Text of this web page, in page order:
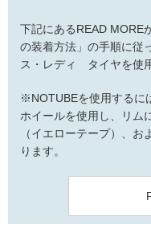
下記にあるREAD
の装着方法」の手順に従
ス・レディ タイヤを使
※NOTUBEを使用するに
ホイールを使用し、リム
（イエローテープ）、
ります。